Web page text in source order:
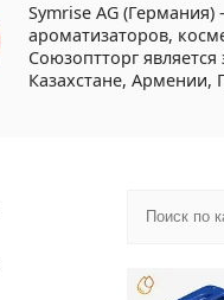
Symrise AG
ароматизаторов,
Союзоптторг
Казахстане, Армении,